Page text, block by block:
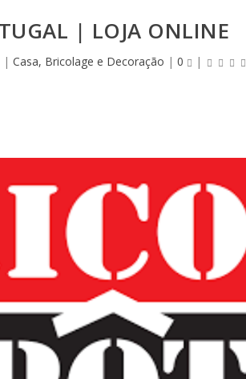
| LOJA ONLINE
|Casa, Bricolage e Decoração |0 |